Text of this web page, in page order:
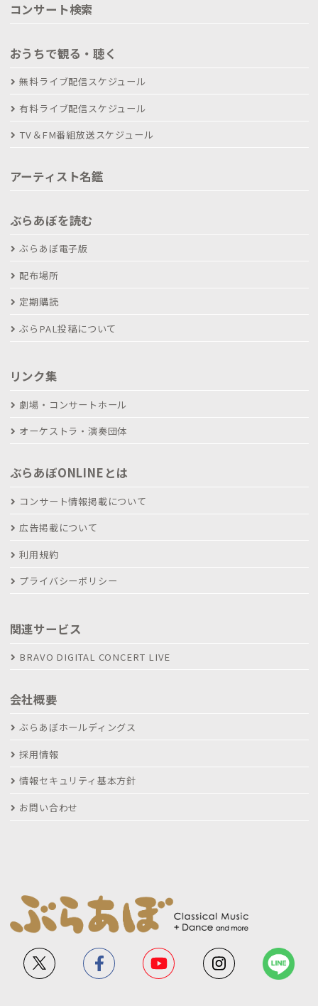
コンサート検索
おうちで観る・聴く
無料ライブ配信スケジュール
有料ライブ配信スケジュール
TV＆FM番組放送スケジュール
アーティスト名鑑
ぶらあぼを読む
ぶらあぼ電子版
配布場所
定期購読
ぶらPAL投稿について
リンク集
劇場・コンサートホール
オーケストラ・演奏団体
ぶらあぼONLINEとは
コンサート情報掲載について
広告掲載について
利用規約
プライバシーポリシー
関連サービス
BRAVO DIGITAL CONCERT LIVE
会社概要
ぶらあぼホールディングス
採用情報
情報セキュリティ基本方針
お問い合わせ